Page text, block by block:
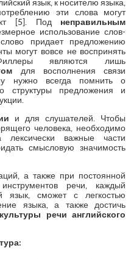
язык, к носителю языка,
эти слова могут
[5]. Под неправильным
использование слов-
придает предложению
могут вовсе не воспринять
являются лишь
для восполнения связи
нужно всегда помнить о
структуры предложения и
и для слушателей. Чтобы
человека, необходимо
важные части
смысловую значимость
а также при постоянной
речи, каждый
язык, сможет с легкостью
языка, а также достичь
культуры речи английского